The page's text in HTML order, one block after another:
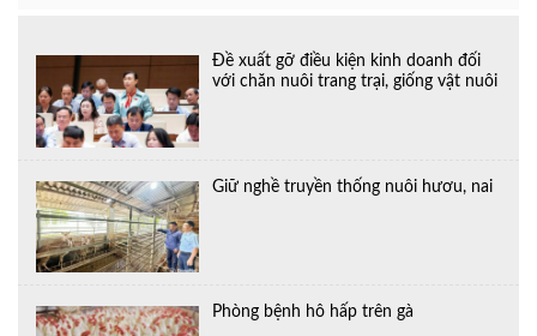
Đề xuất gỡ điều kiện kinh doanh đối
với chăn nuôi trang trại, giống vật nuôi
Giữ nghề truyền thống nuôi hươu, nai
Phòng bệnh hô hấp trên gà